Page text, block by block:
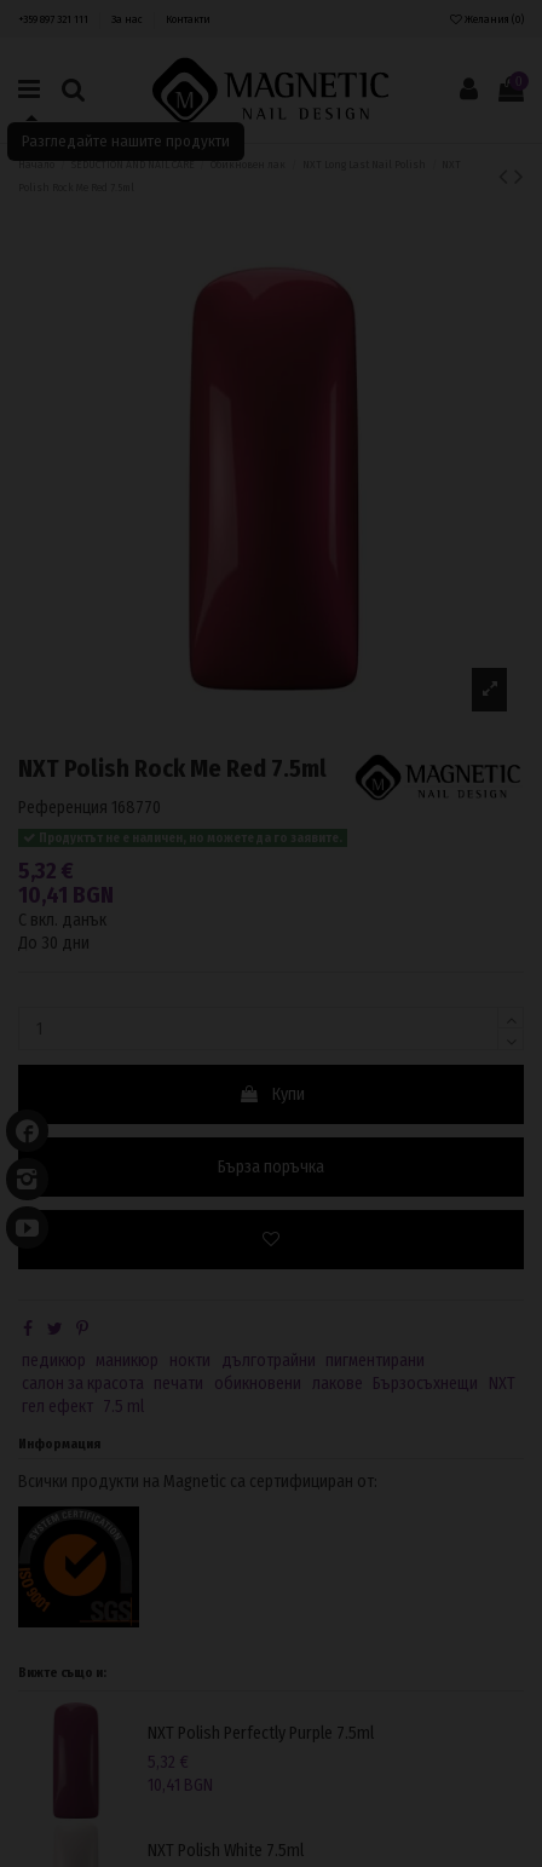
+359 897 321 111 За нас Контакти Желания (0)
Разгледайте нашите продукти
0
Начало SEDUCTION AND NAIL CARE Обикновен лак
NXT Polish Rock Me Red 7.5ml
Референция 168770
5,32 €
10,41 BGN
С вкл. данък
До 30 дни
Купи
Бърза поръчка
педикюр маникюр нокти дълготрайни пигментирани
салон за красота печати обикновени лакове Бързосъхнещи
NXT
гел ефект 7.5 ml
Информация
Всички продукти на Magnetic са сертифициран от:
Вижте също и:
NXT Polish Perfectly Purple 7.5ml
5,32 €
10,41 BGN
NXT Polish White 7.5ml